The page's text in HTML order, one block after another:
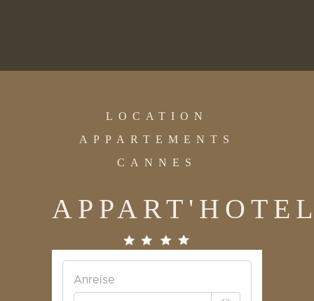
LOCATION
APPARTEMENTS
CANNES